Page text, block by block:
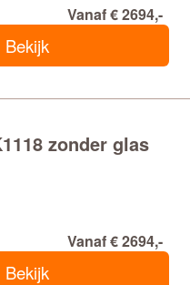
Vanaf € 2694,-
Bekijk
zonder glas
Vanaf € 2694,-
Bekijk